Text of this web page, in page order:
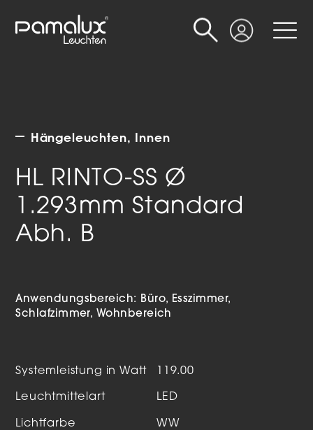
Login
Suche
Hängeleuchten Innen
HL RINTO-SS Ø
1.293mm Standard
Abh. B
Anwendungsbereich: Büro
Esszimmer
Schlafzimmer
Wohnbereich
Systemleistung in Watt 119.00
Leuchtmittelart LED
Lichtfarbe WW